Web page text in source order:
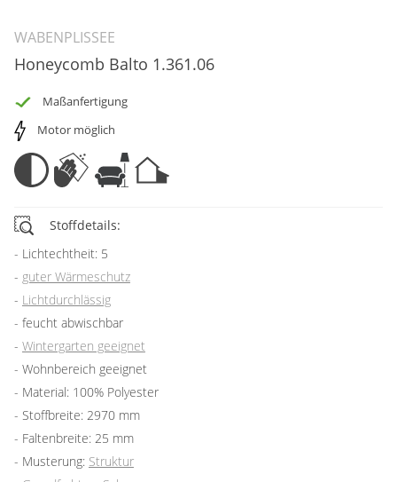
WABENPLISSEE
Honeycomb Balto 1.361.06
Maßanfertigung
Motor möglich
Stoffdetails:
Lichtechtheit: 5
guter Wärmeschutz
Lichtdurchlässig
feucht abwischbar
Wintergarten geeignet
Wohnbereich geeignet
Material: 100% Polyester
Stoffbreite: 2970 mm
Faltenbreite: 25 mm
Musterung: Struktur